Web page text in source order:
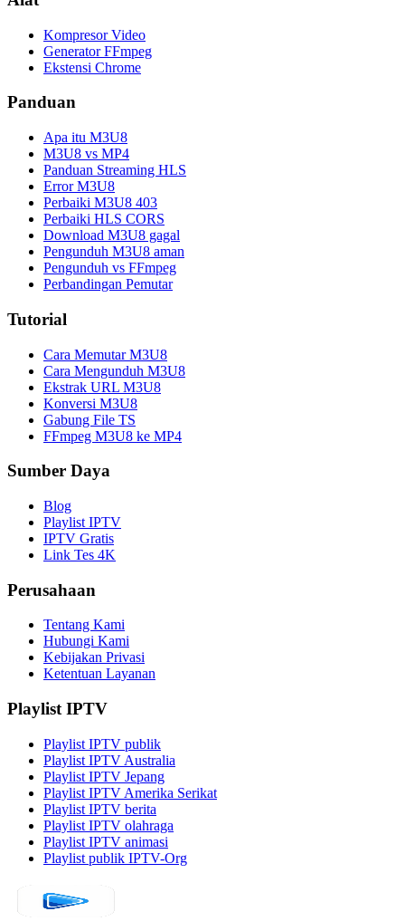
Kompresor Video
Generator FFmpeg
Ekstensi Chrome
Panduan
Apa itu M3U8
M3U8 vs MP4
Panduan Streaming HLS
Error M3U8
Perbaiki M3U8 403
Perbaiki HLS CORS
Download M3U8 gagal
Pengunduh M3U8 aman
Pengunduh vs FFmpeg
Perbandingan Pemutar
Tutorial
Cara Memutar M3U8
Cara Mengunduh M3U8
Ekstrak URL M3U8
Konversi M3U8
Gabung File TS
FFmpeg M3U8 ke MP4
Sumber Daya
Blog
Playlist IPTV
IPTV Gratis
Link Tes 4K
Perusahaan
Tentang Kami
Hubungi Kami
Kebijakan Privasi
Ketentuan Layanan
Playlist IPTV
Playlist IPTV publik
Playlist IPTV Australia
Playlist IPTV Jepang
Playlist IPTV Amerika Serikat
Playlist IPTV berita
Playlist IPTV olahraga
Playlist IPTV animasi
Playlist publik IPTV-Org